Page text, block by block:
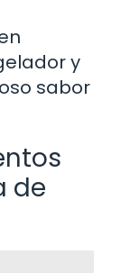
y
sabor
de